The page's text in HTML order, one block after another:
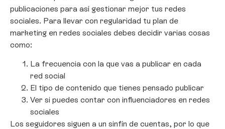
publicaciones para así gestionar mejor tus redes
sociales. Para llevar con regularidad tu plan de
marketing en redes sociales debes decidir varias cosas
como:
La frecuencia con la que vas a publicar en cada
red social
El tipo de contenido que tienes pensado publicar
Ver si puedes contar con influenciadores en redes
sociales
Los seguidores siguen a un sinfín de cuentas, por lo que